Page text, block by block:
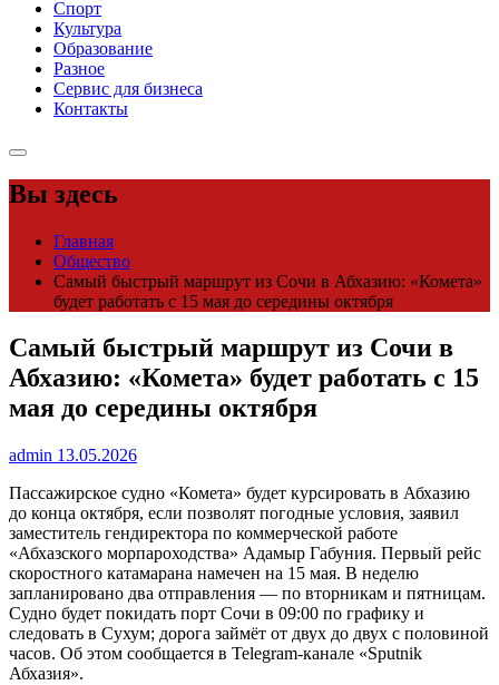
Спорт
Культура
Образование
Разное
Сервис для бизнеса
Контакты
Вы здесь
Главная
Общество
Самый быстрый маршрут из Сочи в Абхазию: «Комета»
будет работать с 15 мая до середины октября
Самый быстрый маршрут из Сочи в
Абхазию: «Комета» будет работать с 15
мая до середины октября
admin 13.05.2026
Пассажирское судно «Комета» будет курсировать в Абхазию
до конца октября, если позволят погодные условия, заявил
заместитель гендиректора по коммерческой работе
«Абхазского морпароходства» Адамыр Габуния. Первый рейс
скоростного катамарана намечен на 15 мая. В неделю
запланировано два отправления — по вторникам и пятницам.
Судно будет покидать порт Сочи в 09:00 по графику и
следовать в Сухум; дорога займёт от двух до двух с половиной
часов. Об этом сообщается в Telegram-канале «Sputnik
Абхазия».